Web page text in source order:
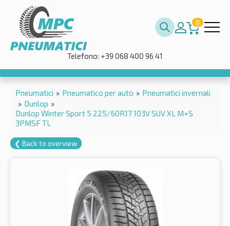
0
Telefono: +39 068 400 96 41
Pneumatici » Pneumatico per auto » Pneumatici invernali
» Dunlop »
Dunlop Winter Sport 5 225/60R17 103V SUV XL M+S
3PMSF TL
❮ Back to overview